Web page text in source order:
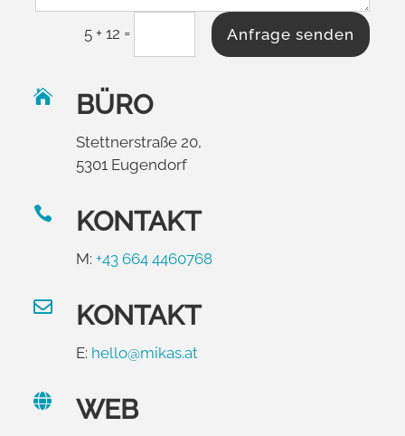
5 + 12 = Anfrage senden
 BÜRO
Stettnerstraße 20,
5301 Eugendorf
 KONTAKT
M: +43 664 4460768
 KONTAKT
E: hello@mikas.at
 WEB